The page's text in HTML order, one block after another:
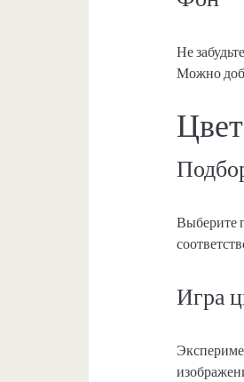
Не
Можно
Выберите
Игра